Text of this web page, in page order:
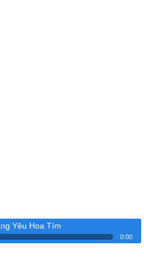
Yêu Hoa Tím
0:00